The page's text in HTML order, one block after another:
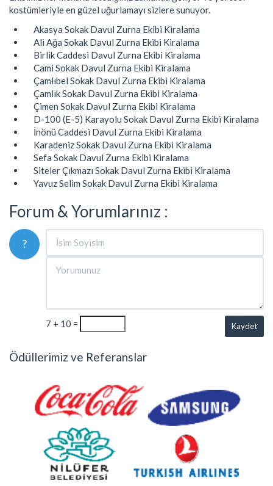
kostümleriyle en güzel uğurlamayı sizlere sunuyor.
Akasya Sokak Davul Zurna Ekibi Kiralama
Ali Ağa Sokak Davul Zurna Ekibi Kiralama
Birlik Caddesi Davul Zurna Ekibi Kiralama
Cami Sokak Davul Zurna Ekibi Kiralama
Çamlıbel Sokak Davul Zurna Ekibi Kiralama
Çamlık Sokak Davul Zurna Ekibi Kiralama
Çimen Sokak Davul Zurna Ekibi Kiralama
D-100 (E-5) Karayolu Sokak Davul Zurna Ekibi Kiralama
İnönü Caddesi Davul Zurna Ekibi Kiralama
Karadeniz Sokak Davul Zurna Ekibi Kiralama
Sefa Sokak Davul Zurna Ekibi Kiralama
Siteler Çıkmazı Sokak Davul Zurna Ekibi Kiralama
Yavuz Selim Sokak Davul Zurna Ekibi Kiralama
Forum & Yorumlarınız :
?
7 + 10 = Kaydet
Ödüllerimiz ve Referanslar